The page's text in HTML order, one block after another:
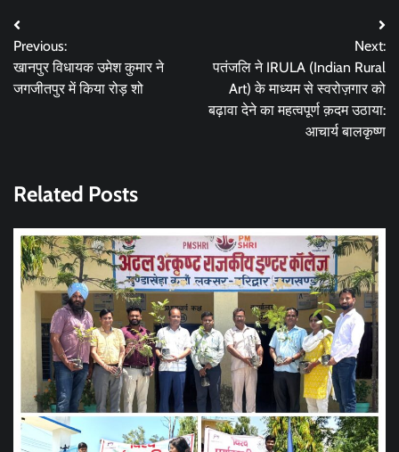
Post
navigation
Previous:
खानपुर विधायक उमेश कुमार ने
जगजीतपुर में किया रोड़ शो
Next:
पतंजलि ने IRULA (Indian Rural
Art) के माध्यम से स्वरोज़गार को
बढ़ावा देने का महत्वपूर्ण क़दम उठाया:
आचार्य बालकृष्ण
Related Posts